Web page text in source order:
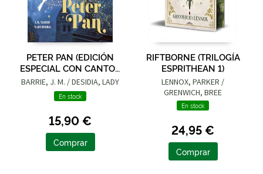
PETER PAN (EDICIÓN
ESPECIAL CON CANTOS
TINTADOS)
BARRIE, J. M. / DESIDIA, LADY
En stock
15,90 €
Comprar
RIFTBORNE (TRILOGÍA
ESPRITHEAN 1)
LENNOX, PARKER /
GRENWICH, BREE
En stock
24,95 €
Comprar